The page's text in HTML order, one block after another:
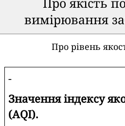
вимірювання
Про рівень
-
Значення індексу
(AQI).